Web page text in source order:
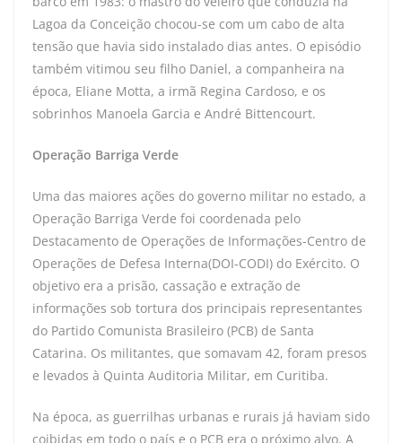
Lagoa da Conceição chocou-se com um cabo de alta
tensão que havia sido instalado dias antes. O episódio
também vitimou seu filho Daniel, a companheira na
época, Eliane Motta, a irmã Regina Cardoso, e os
sobrinhos Manoela Garcia e André Bittencourt.
Operação Barriga Verde
Uma das maiores ações do governo militar no estado, a
Operação Barriga Verde foi coordenada pelo
Destacamento de Operações de Informações-Centro de
Operações de Defesa Interna(DOI-CODI) do Exército. O
objetivo era a prisão, cassação e extração de
informações sob tortura dos principais representantes
do Partido Comunista Brasileiro (PCB) de Santa
Catarina. Os militantes, que somavam 42, foram presos
e levados à Quinta Auditoria Militar, em Curitiba.
Na época, as guerrilhas urbanas e rurais já haviam sido
coibidas em todo o país e o PCB era o próximo alvo. A